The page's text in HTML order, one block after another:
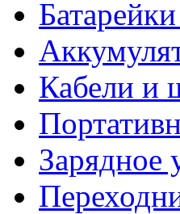
Кабели и
Зарядное